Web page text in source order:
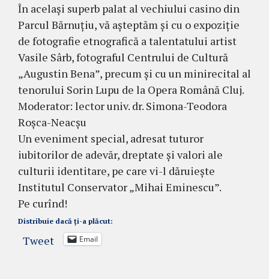
În același superb palat al vechiului casino din
Parcul Bărnuțiu, vă așteptăm și cu o expoziție
de fotografie etnografică a talentatului artist
Vasile Sârb, fotograful Centrului de Cultură
„Augustin Bena”, precum și cu un minirecital al
tenorului Sorin Lupu de la Opera Română Cluj.
Moderator: lector univ. dr. Simona-Teodora
Roșca-Neacșu
Un eveniment special, adresat tuturor
iubitorilor de adevăr, dreptate și valori ale
culturii identitare, pe care vi-l dăruiește
Institutul Conservator „Mihai Eminescu”.
Pe curînd!
Distribuie dacă ți-a plăcut:
Tweet Email